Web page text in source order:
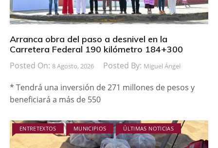
Arranca obra del paso a desnivel en la
Carretera Federal 190 kilómetro 184+300
Posted On: 8 Agosto, 2026 Posted By: Miguel Ángel
* Tendrá una inversión de 271 millones de pesos y
beneficiará a más de 550
ENTRETEXTOS MUNICIPIOS ÚLTIMAS NOTICIAS